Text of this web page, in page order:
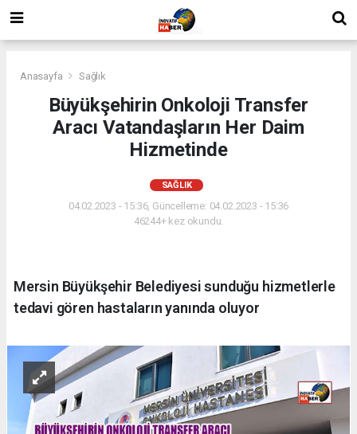
Anasayfa Sağlık
Büyükşehirin Onkoloji Transfer
Aracı Vatandaşların Her Daim
Hizmetinde
SAĞLIK
04.02.2023 - 15:36, Güncelleme: 04.02.2023 - 15:36
46244+ kez okundu.
Mersin Büyükşehir Belediyesi sunduğu hizmetlerle
tedavi gören hastaların yanında oluyor